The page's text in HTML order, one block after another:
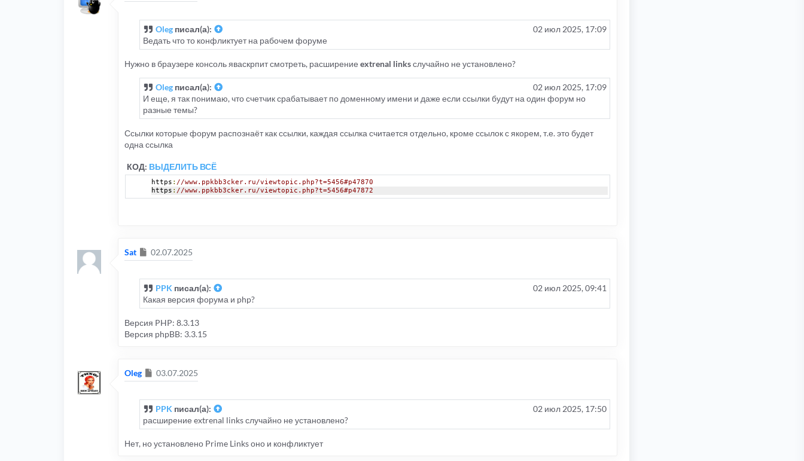
Olegписал(а):
02 июл 2025, 17:09
Ведать что то конфликтует на рабочем форуме
Нужно в браузере консоль яваскрпит смотреть, расширение extrenal linksслучайно не установлено?
Olegписал(а):
02 июл 2025, 17:09
И еще, я так понимаю, что счетчик срабатывает по доменному имени и даже если ссылки будут на один форум но
разные темы?
Ссылки которые форум распознаёт как ссылки, каждая ссылка считается отдельно, кроме ссылок с якорем, т.е. это будет
одна ссылка
КОД: ВЫДЕЛИТЬ ВСЁ
https : //www.ppkbb3cker.ru/viewtopic.php?t=5456#p47870
https : //www.ppkbb3cker.ru/viewtopic.php?t=5456#p47872
Sat Сообщение
02.07.2025
PPK писал(а):
02 июл 2025, 09:41
Какая версия форума и php?
Версия PHP: 8.3.13
Версия phpBB: 3.3.15
Oleg Сообщение
03.07.2025
PPK писал(а):
02 июл 2025, 17:50
расширение extrenal links случайно не установлено?
Нет, но установлено Prime Links оно и конфликтует